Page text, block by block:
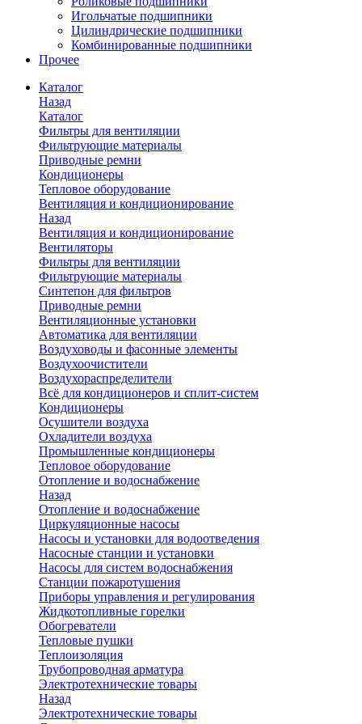
Игольчатые подшипники
Цилиндрические подшипники
Комбинированные подшипники
Прочее
Каталог
Назад
Каталог
Фильтры для вентиляции
Фильтрующие материалы
Приводные ремни
Кондиционеры
Тепловое оборудование
Вентиляция и кондиционирование
Назад
Вентиляция и кондиционирование
Вентиляторы
Фильтры для вентиляции
Фильтрующие материалы
Синтепон для фильтров
Приводные ремни
Вентиляционные установки
Автоматика для вентиляции
Воздуховоды и фасонные элементы
Воздухоочистители
Воздухораспределители
Всё для кондиционеров и сплит-систем
Кондиционеры
Осушители воздуха
Охладители воздуха
Промышленные кондиционеры
Тепловое оборудование
Отопление и водоснабжение
Назад
Отопление и водоснабжение
Циркуляционные насосы
Насосы и установки для водоотведения
Насосные станции и установки
Насосы для систем водоснабжения
Станции пожаротушения
Приборы управления и регулирования
Жидкотопливные горелки
Обогреватели
Тепловые пушки
Теплоизоляция
Трубопроводная арматура
Электротехнические товары
Назад
Электротехнические товары